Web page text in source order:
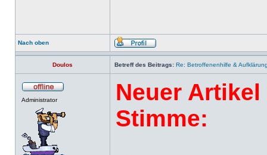
Nach oben
Doulos Betreff des Beitrags: Re: Betroffenenhilfe &
Administrator
Neuer
Stimme: